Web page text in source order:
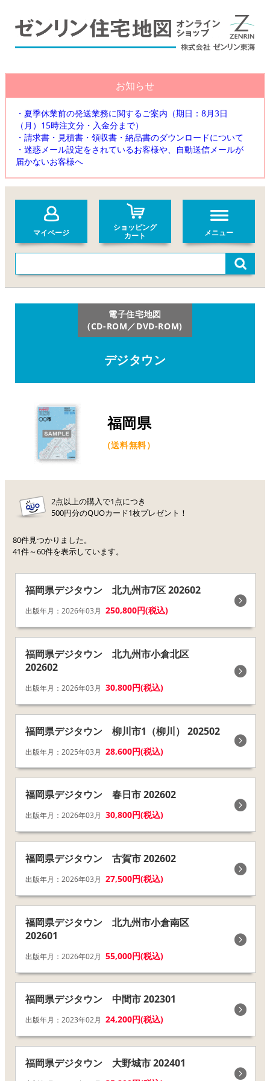
お知らせ
・夏季休業前の発送業務に関するご案内（期日：8月3日
（月）15時注文分・入金分まで）
・請求書・見積書・領収書・納品書のダウンロードについて
・迷惑メール設定をされているお客様や、自動送信メールが
届かないお客様へ
マイページ
ショッピング
カート
メニュー
電子住宅地図
(CD-ROM／DVD-ROM)
デジタウン
福岡県
（送料無料）
2点以上の購入で1点につき
500円分のQUOカード1枚プレゼント！
80件見つかりました。
41件～60件を表示しています。
福岡県デジタウン 北九州市7区 202602
出版年月：2026年03月 250,800円(税込)
福岡県デジタウン 北九州市小倉北区
202602
出版年月：2026年03月 30,800円(税込)
福岡県デジタウン 柳川市1（柳川） 202502
出版年月：2025年03月 28,600円(税込)
福岡県デジタウン 春日市 202602
出版年月：2026年03月 30,800円(税込)
福岡県デジタウン 古賀市 202602
出版年月：2026年03月 27,500円(税込)
福岡県デジタウン 北九州市小倉南区
202601
出版年月：2026年02月 55,000円(税込)
福岡県デジタウン 中間市 202301
出版年月：2023年02月 24,200円(税込)
福岡県デジタウン 大野城市 202401